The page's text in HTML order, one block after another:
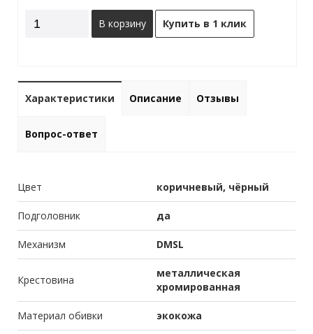
В корзину Купить в 1 клик
Характеристики Описание Отзывы
Вопрос-ответ
Цвет коричневый, чёрный
Подголовник да
Механизм DMSL
Крестовина
металлическая
хромированная
Материал обивки экокожа